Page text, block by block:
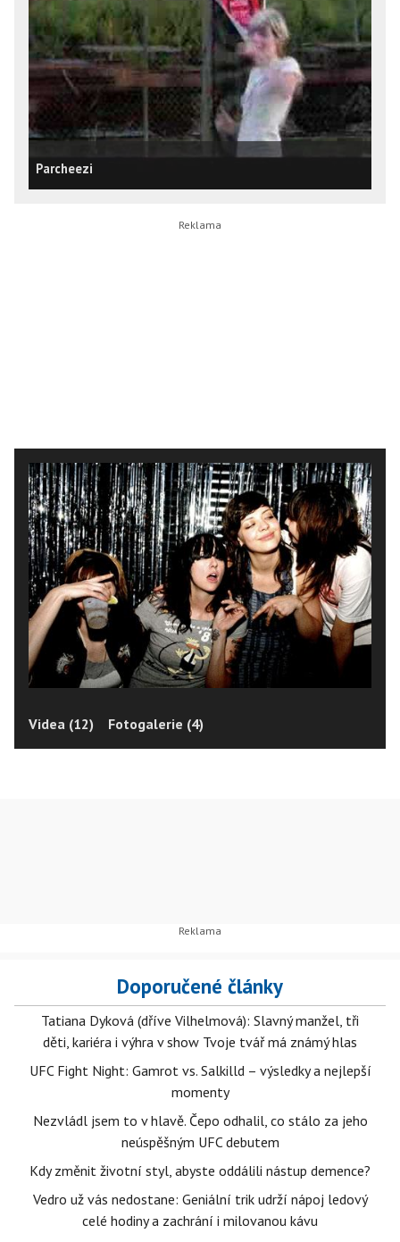
Parcheezi
Videa (12) Fotogalerie (4)
Doporučené články
Tatiana Dyková (dříve Vilhelmová): Slavný manžel, tři
děti, kariéra i výhra v show Tvoje tvář má známý hlas
UFC Fight Night: Gamrot vs. Salkilld – výsledky a nejlepší
momenty
Nezvládl jsem to v hlavě. Čepo odhalil, co stálo za jeho
neúspěšným UFC debutem
Kdy změnit životní styl, abyste oddálili nástup demence?
Vedro už vás nedostane: Geniální trik udrží nápoj ledový
celé hodiny a zachrání i milovanou kávu